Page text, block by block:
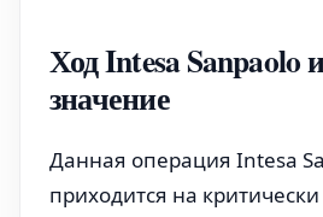
Ход Intesa Sanpaolo
значение
Данная операция Intesa
приходится на